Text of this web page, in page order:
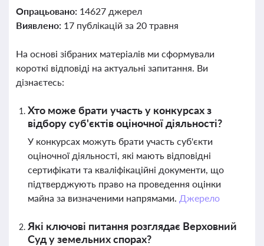
Опрацьовано: 14627 джерел
Виявлено: 17 публікацій за 20 травня
На основі зібраних матеріалів ми сформували
короткі відповіді на актуальні запитання. Ви
дізнаєтесь:
Хто може брати участь у конкурсах з
відбору суб'єктів оціночної діяльності?
У конкурсах можуть брати участь суб'єкти
оціночної діяльності, які мають відповідні
сертифікати та кваліфікаційні документи, що
підтверджують право на проведення оцінки
майна за визначеними напрямами. Джерело
Які ключові питання розглядає Верховний
Суд у земельних спорах?